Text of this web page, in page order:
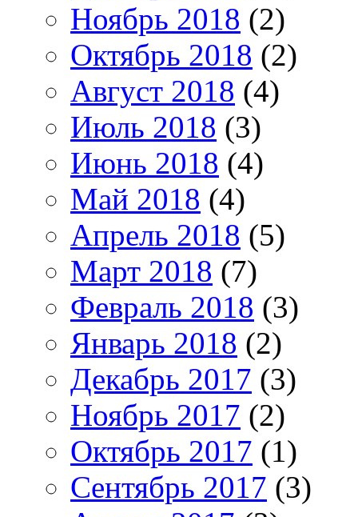
Ноябрь 2018 (2)
Октябрь 2018 (2)
Август 2018 (4)
Июль 2018 (3)
Июнь 2018 (4)
Май 2018 (4)
Апрель 2018 (5)
Март 2018 (7)
Февраль 2018 (3)
Январь 2018 (2)
Декабрь 2017 (3)
Ноябрь 2017 (2)
Октябрь 2017 (1)
Сентябрь 2017 (3)